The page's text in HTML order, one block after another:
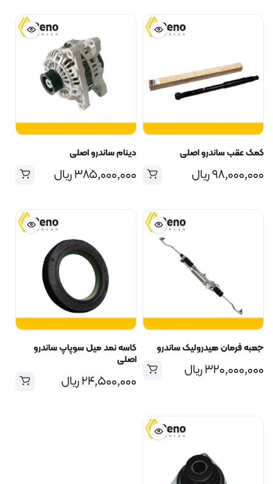
کمک عقب ساندرو اصلی
۹۸,۰۰۰,۰۰۰ریال
دینام ساندرو اصلی
۳۸۵,۰۰۰,۰۰۰ریال
جعبه فرمان هیدرولیک ساندرو
۳۲۰,۰۰۰,۰۰۰ریال
کاسه نمد میل سوپاپ ساندرو
اصلی
۲۴,۵۰۰,۰۰۰ریال